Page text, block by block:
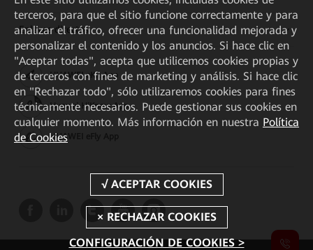
Enlaces directos
HUAWEI eKit App
Huawei HiKnow App
HUAWEI eFly App
terceros, para que el sitio funcione correctamente y para
analizar el tráfico, ofrecer una funcionalidad mejorada y
personalizar el contenido y los anuncios. Si hace clic en
"Aceptar todas", acepta que utilicemos cookies propias y
de terceros con fines de marketing y análisis. Si hace clic
en "Rechazar todo", sólo utilizaremos cookies para fines
técnicamente necesarios. Puede gestionar sus cookies en
cualquier momento. Más información en nuestra Política
de Cookies
CONFIGURACIÓN DE COOKIES >